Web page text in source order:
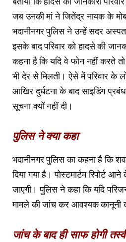
जब उनकी मां ने जितेंद्र नायक के
भदानीनगर पुलिस ने उन्हें सदर
इसके बाद परिवार को हादसे की
कहना है कि यदि वे फोन नहीं करते
भी देर से मिलती। ऐसे में परिवार के
आखिर दुर्घटना के बाद साइडिंग
सूचना क्यों नहीं दी।
पुलिस ने क्या कहा
भदानीनगर पुलिस का कहना है कि
दिया गया है। पोस्टमार्टम रिपोर्ट
जाएगी। पुलिस ने कहा कि यदि
मामले की जांच कर आवश्यक कानूनी
जांच के बाद ही साफ होगी